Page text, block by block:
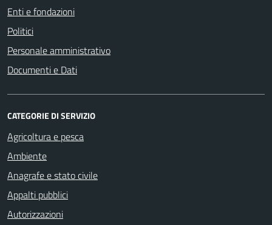
Enti e fondazioni
Politici
Personale amministrativo
Documenti e Dati
CATEGORIE DI SERVIZIO
Agricoltura e pesca
Ambiente
Anagrafe e stato civile
Appalti pubblici
Autorizzazioni